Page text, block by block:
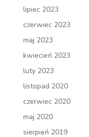
lipiec 2023
czerwiec 2023
maj 2023
kwiecień 2023
luty 2023
listopad 2020
czerwiec 2020
maj 2020
sierpień 2019